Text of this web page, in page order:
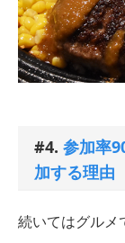
#4. 参加率
加する理由
続いてはグルメ